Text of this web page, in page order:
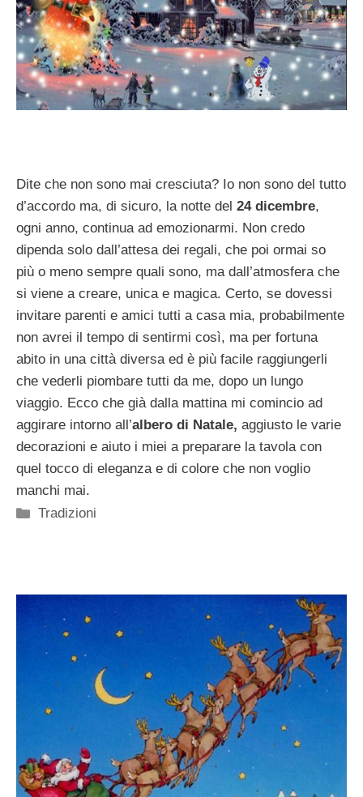
Dite che non sono mai cresciuta? Io non sono del tutto
d’accordo ma, di sicuro, la notte del 24 dicembre,
ogni anno, continua ad emozionarmi. Non credo
dipenda solo dall’attesa dei regali, che poi ormai so
più o meno sempre quali sono, ma dall’atmosfera che
si viene a creare, unica e magica. Certo, se dovessi
invitare parenti e amici tutti a casa mia, probabilmente
non avrei il tempo di sentirmi così, ma per fortuna
abito in una città diversa ed è più facile raggiungerli
che vederli piombare tutti da me, dopo un lungo
viaggio. Ecco che già dalla mattina mi comincio ad
aggirare intorno all’albero di Natale, aggiusto le varie
decorazioni e aiuto i miei a preparare la tavola con
quel tocco di eleganza e di colore che non voglio
manchi mai.
Categorie
Tradizioni